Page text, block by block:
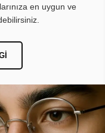
en uygun ve